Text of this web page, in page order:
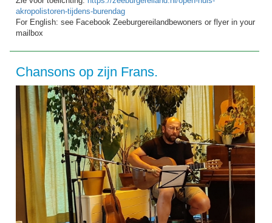
akropolistoren-tijdens-burendag
For English: see Facebook Zeeburgereilandbewoners or flyer in your
mailbox
Chansons op zijn Frans.